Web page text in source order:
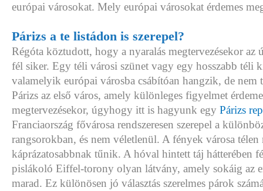
európai városokat. Mely európai városokat érdemes
Párizs a te listádon is szerepel?
Régóta köztudott, hogy a nyaralás megtervezésekor az
fél siker. Egy téli városi szünet vagy egy hosszabb téli
valamelyik európai városba csábítóan hangzik, de nem
Párizs az első város, amely különleges figyelmet
megtervezésekor, úgyhogy itt is hagyunk egy Párizs
Franciaország fővárosa rendszeresen szerepel a
rangsorokban, és nem véletlenül. A fények városa télen
káprázatosabbnak tűnik. A hóval hintett táj hátterében
pislákoló Eiffel-torony olyan látvány, amely sokáig az
marad. Ez különösen jó választás szerelmes párok